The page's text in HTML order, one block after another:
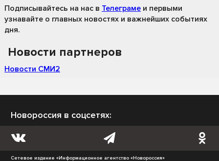
Подписывайтесь на нас в Телеграме и первыми
узнавайте о главных новостях и важнейших событиях
дня.
Новости партнеров
Новости СМИ2
Новороссия в соцсетях:
Сетевое издание «Информационное агентство «Новороссия»